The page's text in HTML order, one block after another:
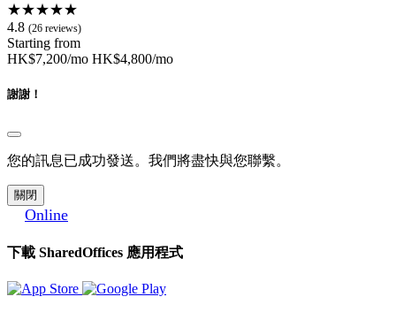
★★★★★
4.8 (26 reviews)
Starting from
HK$7,200/mo HK$4,800/mo
謝謝！
您的訊息已成功發送。我們將盡快與您聯繫。
關閉
Online
下載 SharedOffices 應用程式